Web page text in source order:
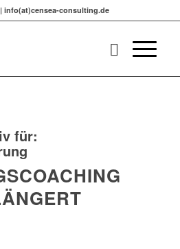
| info(at)censea-consulting.de
für: